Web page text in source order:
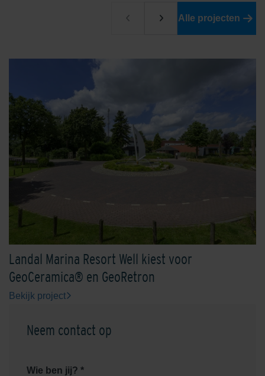
Alle projecten
Landal Marina Resort Well kiest voor
GeoCeramica® en GeoRetron
Bekijk project
Neem contact op
Wie ben jij? *